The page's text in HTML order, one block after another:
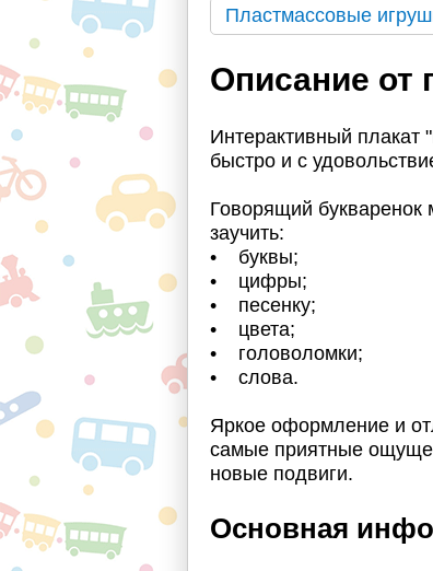
Пластмассовые
Описание от
Интерактивный плакат
быстро и с
Говорящий
заучить:
• буквы;
• цифры;
• песенку;
• цвета;
• головоломки;
• слова.
Яркое оформление и
самые приятные
новые подвиги.
Основная